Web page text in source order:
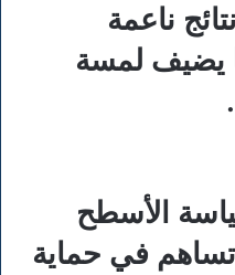
ناعمة
يضيف لمسة
الأسطح
تساهم في حماية